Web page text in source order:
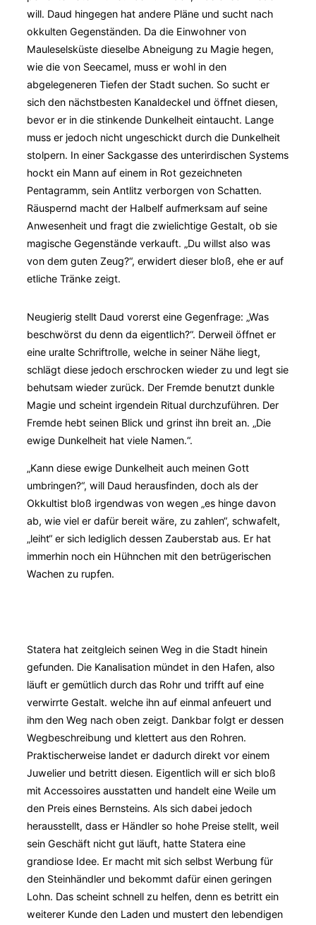
will. Daud hingegen hat andere Pläne und sucht nach
okkulten Gegenständen. Da die Einwohner von
Mauleselsküste dieselbe Abneigung zu Magie hegen,
wie die von Seecamel, muss er wohl in den
abgelegeneren Tiefen der Stadt suchen. So sucht er
sich den nächstbesten Kanaldeckel und öffnet diesen,
bevor er in die stinkende Dunkelheit eintaucht. Lange
muss er jedoch nicht ungeschickt durch die Dunkelheit
stolpern. In einer Sackgasse des unterirdischen Systems
hockt ein Mann auf einem in Rot gezeichneten
Pentagramm, sein Antlitz verborgen von Schatten.
Räuspernd macht der Halbelf aufmerksam auf seine
Anwesenheit und fragt die zwielichtige Gestalt, ob sie
magische Gegenstände verkauft. „Du willst also was
von dem guten Zeug?“, erwidert dieser bloß, ehe er auf
etliche Tränke zeigt.
Neugierig stellt Daud vorerst eine Gegenfrage: „Was
beschwörst du denn da eigentlich?“. Derweil öffnet er
eine uralte Schriftrolle, welche in seiner Nähe liegt,
schlägt diese jedoch erschrocken wieder zu und legt sie
behutsam wieder zurück. Der Fremde benutzt dunkle
Magie und scheint irgendein Ritual durchzuführen. Der
Fremde hebt seinen Blick und grinst ihn breit an. „Die
ewige Dunkelheit hat viele Namen.“.
„Kann diese ewige Dunkelheit auch meinen Gott
umbringen?“, will Daud herausfinden, doch als der
Okkultist bloß irgendwas von wegen „es hinge davon
ab, wie viel er dafür bereit wäre, zu zahlen“, schwafelt,
„leiht“ er sich lediglich dessen Zauberstab aus. Er hat
immerhin noch ein Hühnchen mit den betrügerischen
Wachen zu rupfen.
Statera hat zeitgleich seinen Weg in die Stadt hinein
gefunden. Die Kanalisation mündet in den Hafen, also
läuft er gemütlich durch das Rohr und trifft auf eine
verwirrte Gestalt. welche ihn auf einmal anfeuert und
ihm den Weg nach oben zeigt. Dankbar folgt er dessen
Wegbeschreibung und klettert aus den Rohren.
Praktischerweise landet er dadurch direkt vor einem
Juwelier und betritt diesen. Eigentlich will er sich bloß
mit Accessoires ausstatten und handelt eine Weile um
den Preis eines Bernsteins. Als sich dabei jedoch
herausstellt, dass er Händler so hohe Preise stellt, weil
sein Geschäft nicht gut läuft, hatte Statera eine
grandiose Idee. Er macht mit sich selbst Werbung für
den Steinhändler und bekommt dafür einen geringen
Lohn. Das scheint schnell zu helfen, denn es betritt ein
weiterer Kunde den Laden und mustert den lebendigen